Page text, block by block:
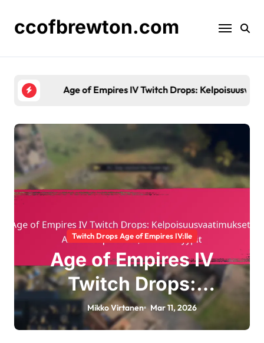
contentccofbrewton.com
Age of Empires IV Twitch Drops:
Twitch Drops Age of Empires IV:lle
Age of Empires IV
Twitch Drops:
Kelpoisuusvaatimuks
et, Aktivointiprosessi,
Mikko Virtanen Mar 11, 2026